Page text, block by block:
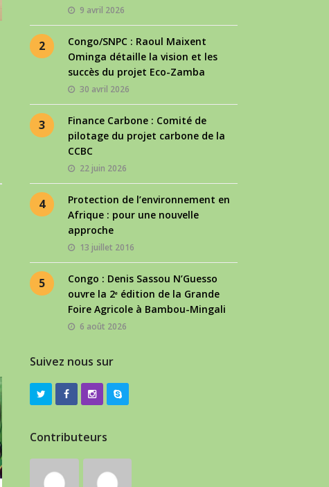
9 avril 2026
2
Congo/SNPC : Raoul Maixent
Ominga détaille la vision et les
succès du projet Eco-Zamba
30 avril 2026
3
Finance Carbone : Comité de
pilotage du projet carbone de la
CCBC
22 juin 2026
4
Protection de l’environnement en
Afrique : pour une nouvelle
approche
13 juillet 2016
5
Congo : Denis Sassou N’Guesso
ouvre la 2ᵉ édition de la Grande
Foire Agricole à Bambou-Mingali
6 août 2026
Suivez nous sur
Contributeurs